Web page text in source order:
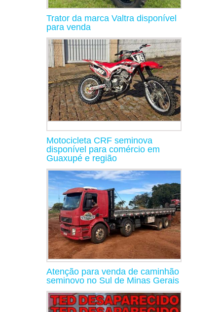
Trator da marca Valtra disponível
para venda
Motocicleta CRF seminova
disponível para comércio em
Guaxupé e região
Atenção para venda de caminhão
seminovo no Sul de Minas Gerais